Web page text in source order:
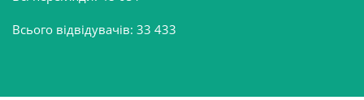
Всього відвідувачів: 33 433